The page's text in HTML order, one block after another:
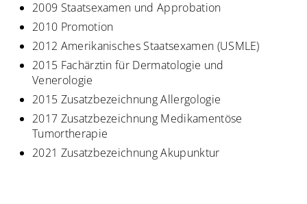
2009 Staatsexamen und Approbation
2010 Promotion
2012 Amerikanisches Staatsexamen (USMLE)
2015 Fachärztin für Dermatologie und
Venerologie
2015 Zusatzbezeichnung Allergologie
2017 Zusatzbezeichnung Medikamentöse
Tumortherapie
2021 Zusatzbezeichnung Akupunktur